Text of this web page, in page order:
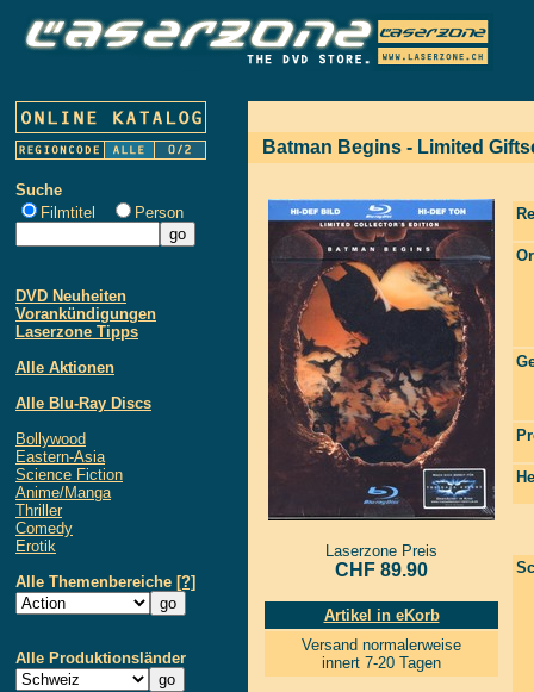
Suche
Filmtitel
Person
DVD Neuheiten
Vorankündigungen
Laserzone Tipps
Alle Aktionen
Alle Blu-Ray Discs
Bollywood
Eastern-Asia
Science Fiction
Anime/Manga
Thriller
Comedy
Erotik
Alle Themenbereiche [?]
Alle Produktionsländer
Batman Begins - Limited
Laserzone Preis
CHF 89.90
Artikel in eKorb
Versand normalerweise
innert 7-20 Tagen